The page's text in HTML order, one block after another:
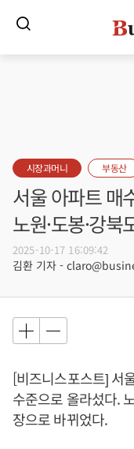
시장과머니 부동산
서울 아파트 매
노원·도봉·강
2025-10-17 16:09:42
김환 기자 -
[비즈니스포스트] 서
수준으로 올라섰다.
장으로 바뀌었다.